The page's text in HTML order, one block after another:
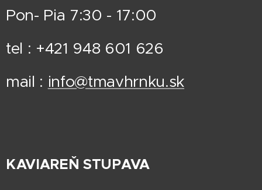
Pon- Pia 7:30 - 17:00
tel : +421 948 601 626
mail : info@tmavhrnku.sk
KAVIAREŇ STUPAVA